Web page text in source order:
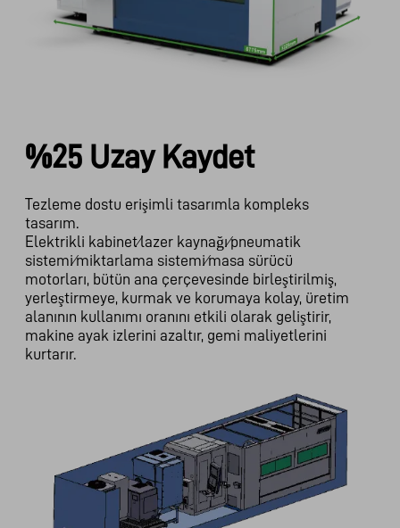
%25 Uzay Kaydet
Tezleme dostu erişimli tasarımla kompleks
tasarım.
Elektrikli kabinet⁄lazer kaynağı⁄pneumatik
sistemi⁄miktarlama sistemi⁄masa sürücü
motorları, bütün ana çerçevesinde birleştirilmiş,
yerleştirmeye, kurmak ve korumaya kolay, üretim
alanının kullanımı oranını etkili olarak geliştirir,
makine ayak izlerini azaltır, gemi maliyetlerini
kurtarır.